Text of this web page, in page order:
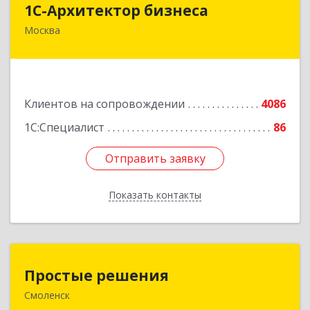
1С-Архитектор бизнеса
Москва
Клиентов на сопровождении
4086
1С:Специалист
86
Отправить заявку
Показать контакты
115114, Москва г, Кожевнический 2-й пер, дом
Отправить заявку
Назад
Простые решения
Смоленск
214015, Смоленская обл, Смоленск г, Большая